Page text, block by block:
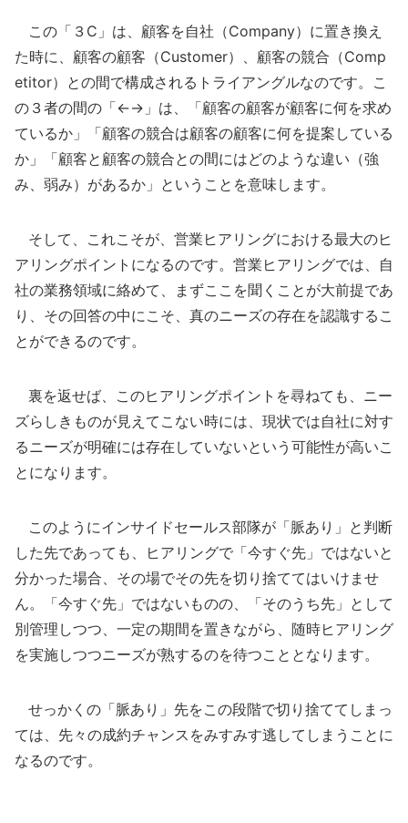
この「３C」は、顧客を自社（Company）に置き換え
た時に、顧客の顧客（Customer）、顧客の競合（Comp
etitor）との間で構成されるトライアングルなのです。こ
の３者の間の「←→」は、「顧客の顧客が顧客に何を求め
ているか」「顧客の競合は顧客の顧客に何を提案している
か」「顧客と顧客の競合との間にはどのような違い（強
み、弱み）があるか」ということを意味します。
そして、これこそが、営業ヒアリングにおける最大のヒ
アリングポイントになるのです。営業ヒアリングでは、自
社の業務領域に絡めて、まずここを聞くことが大前提であ
り、その回答の中にこそ、真のニーズの存在を認識するこ
とができるのです。
裏を返せば、このヒアリングポイントを尋ねても、ニー
ズらしきものが見えてこない時には、現状では自社に対す
るニーズが明確には存在していないという可能性が高いこ
とになります。
このようにインサイドセールス部隊が「脈あり」と判断
した先であっても、ヒアリングで「今すぐ先」ではないと
分かった場合、その場でその先を切り捨ててはいけませ
ん。「今すぐ先」ではないものの、「そのうち先」として
別管理しつつ、一定の期間を置きながら、随時ヒアリング
を実施しつつニーズが熟するのを待つこととなります。
せっかくの「脈あり」先をこの段階で切り捨ててしまっ
ては、先々の成約チャンスをみすみす逃してしまうことに
なるのです。